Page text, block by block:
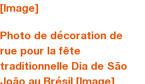
[Image]
Photo de décoration de
rue pour la fête
traditionnelle Dia de São
João au Brésil [Image]